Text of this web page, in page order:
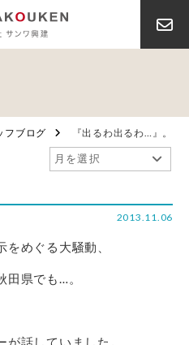
フブログ 『出るわ出るわ…』。
2013.11.06
めぐる大騒動、
田県でも…。
話していました。